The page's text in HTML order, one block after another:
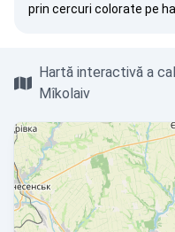
prin cercuri colorate pe
Hartă interactivă a
Mîkolaiv